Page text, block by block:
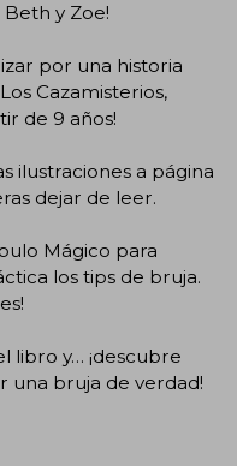
y Zoe!
por una historia
Cazamisterios,
de 9 años!
ilustraciones a página
dejar de leer.
Mágico para
los tips de bruja.
libro y… ¡descubre
una bruja de verdad!